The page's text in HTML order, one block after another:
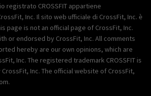
registrato CROSSFIT appartiene
Inc. Il sito web ufficiale di CrossFit, Inc. è
page is not an official page of CrossFit, Inc.
or endorsed by CrossFit, Inc. All comments
hereby are our own opinions, which are
Inc. The registered trademark CROSSFIT is
Inc. The official website of CrossFit,